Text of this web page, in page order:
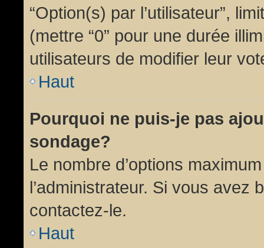
“Option(s) par l’utilisateur”,
(mettre “0” pour une durée
utilisateurs de modifier leur
Haut
Pourquoi ne puis-je pas
sondage?
Le nombre d’options
l’administrateur. Si vous avez
contactez-le.
Haut